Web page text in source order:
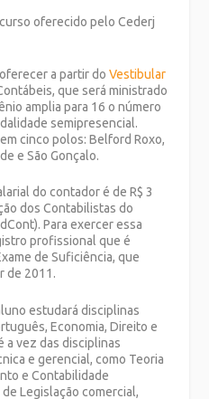
a partir doVestibular
que será ministrado
amplia para 16 o número
semipresencial.
cinco polos: Belford Roxo,
e São Gonçalo.
do contador é de R$ 3
dos Contabilistas do
Para exercer essa
profissional que é
de Suficiência, que
de 2011.
estudará disciplinas
Economia, Direito e
a vez das disciplinas
e gerencial, como Teoria
e Contabilidade
Legislação comercial,